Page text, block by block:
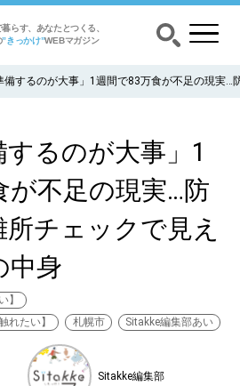
らす、あなたとつくる、
”きっかけ”WEBマガジン
備するのが大事」1週間で83万食が不足の現実
するのが大事」1
が不足の現実…防
チェックで見え
中身
】
れたい】
札幌市 Sitakke編集部あい
Sitakke編集部